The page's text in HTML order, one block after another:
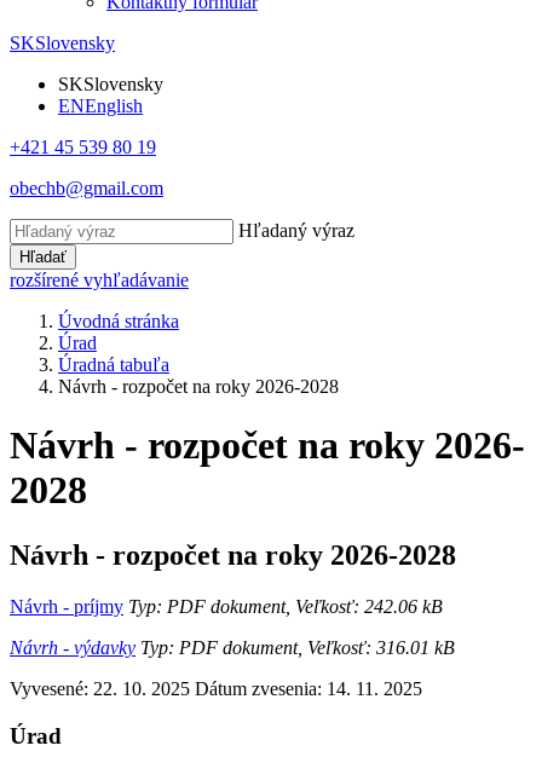
SKSlovensky
SKSlovensky
ENEnglish
+421 45 539 80 19
obechb@gmail.com
Hľadaný výraz
Hľadať
rozšírené vyhľadávanie
Úvodná stránka
Úrad
Úradná tabuľa
Návrh - rozpočet na roky 2026-2028
Návrh - rozpočet na roky 2026-
2028
Návrh - rozpočet na roky 2026-2028
Návrh - príjmy Typ: PDF dokument, Veľkosť: 242.06 kB
Návrh - výdavky Typ: PDF dokument, Veľkosť: 316.01 kB
Vyvesené: 22. 10. 2025 Dátum zvesenia: 14. 11. 2025
Úrad